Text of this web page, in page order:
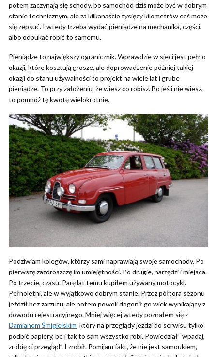
potem zaczynają się schody, bo samochód dziś może być w dobrym
stanie technicznym, ale za kilkanaście tysięcy kilometrów coś może
się zepsuć. I wtedy trzeba wydać pieniądze na mechanika, części,
albo odpukać robić to samemu.
Pieniądze to największy ogranicznik. Wprawdzie w sieci jest pełno
okazji, które kosztują grosze, ale doprowadzenie później takiej
okazji do stanu używalności to projekt na wiele lat i grube
pieniądze. To przy założeniu, że wiesz co robisz. Bo jeśli nie wiesz,
to pomnóż tę kwotę wielokrotnie.
Podziwiam kolegów, którzy sami naprawiają swoje samochody. Po
pierwszę zazdroszczę im umiejętności. Po drugie, narzędzi i miejsca.
Po trzecie, czasu. Parę lat temu kupiłem używany motocykl.
Pełnoletni, ale w wyjątkowo dobrym stanie. Przez półtora sezonu
jeździł bez zarzutu, ale potem powoli dogonił go wiek wynikający z
dowodu rejestracyjnego. Mniej więcej wtedy poznałem się z
Damianem Śmigielskim, który na przeglądy jeździ do serwisu tylko
podbić papiery, bo i tak to sam wszystko robi. Powiedział “wpadaj,
zrobię ci przegląd”. I zrobił. Pomijam fakt, że nie jest samoukiem,